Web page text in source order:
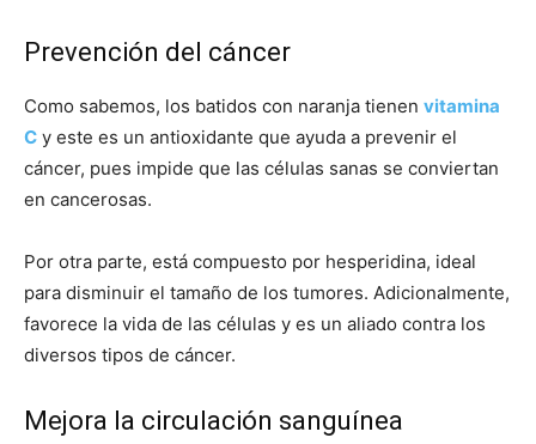
Prevención del cáncer
Como sabemos, los batidos con naranja tienen vitamina
C y este es un antioxidante que ayuda a prevenir el
cáncer, pues impide que las células sanas se conviertan
en cancerosas.
Por otra parte, está compuesto por hesperidina, ideal
para disminuir el tamaño de los tumores. Adicionalmente,
favorece la vida de las células y es un aliado contra los
diversos tipos de cáncer.
Mejora la circulación sanguínea